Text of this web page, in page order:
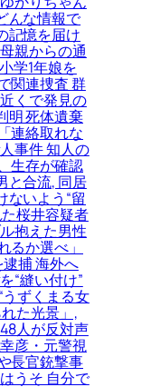
んな情報で
記憶を届け
親からの通
学1年娘を
関連捜査 群
くで発見の
明 死体遺棄
連絡取れな
事件 知人の
生存が確認
と合流, 同居
ないよう“留
桜井容疑者
抱えた男性
るか選べ」
捕 海外へ
“縫い付け”
ずくまる女
た光景」,
人が反対声
彦・元警視
長官銃撃事
うそ 自分で